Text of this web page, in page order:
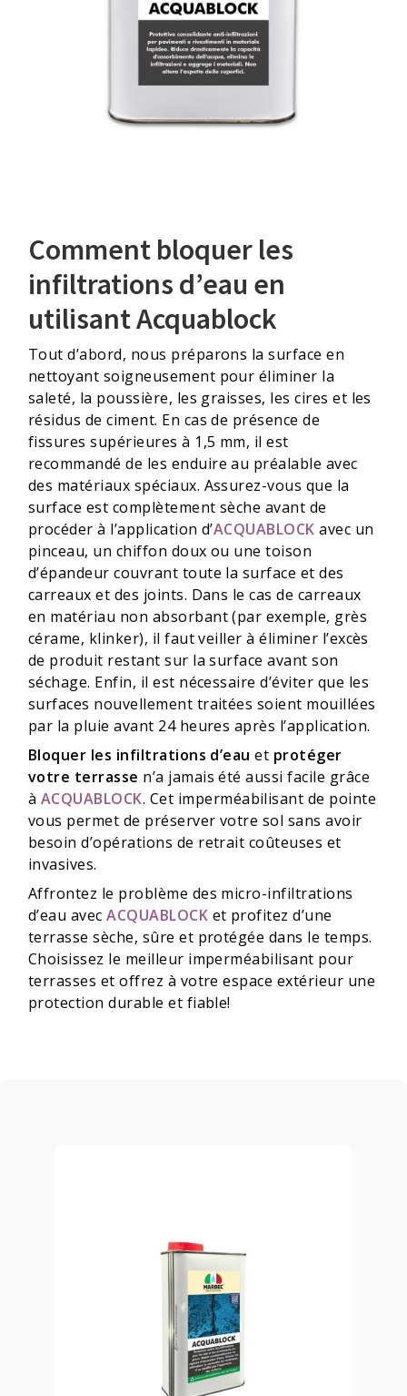
Comment bloquer les
infiltrations d’eau en
utilisant Acquablock
Tout d’abord, nous préparons la surface en
nettoyant soigneusement pour éliminer la
saleté, la poussière, les graisses, les cires et les
résidus de ciment. En cas de présence de
fissures supérieures à 1,5 mm, il est
recommandé de les enduire au préalable avec
des matériaux spéciaux. Assurez-vous que la
surface est complètement sèche avant de
procéder à l’application d’ACQUABLOCK avec un
pinceau, un chiffon doux ou une toison
d’épandeur couvrant toute la surface et des
carreaux et des joints. Dans le cas de carreaux
en matériau non absorbant (par exemple, grès
cérame, klinker), il faut veiller à éliminer l’excès
de produit restant sur la surface avant son
séchage. Enfin, il est nécessaire d’éviter que les
surfaces nouvellement traitées soient mouillées
par la pluie avant 24 heures après l’application.
Bloquer les infiltrations d’eauet protéger
votre terrasse n’a jamais été aussi facile grâce
à ACQUABLOCK. Cet imperméabilisant de pointe
vous permet de préserver votre sol sans avoir
besoin d’opérations de retrait coûteuses et
invasives.
Affrontez le problème des micro-infiltrations
d’eau avecACQUABLOCK et profitez d’une
terrasse sèche, sûre et protégée dans le temps.
Choisissez le meilleur imperméabilisant pour
terrasses et offrez à votre espace extérieur une
protection durable et fiable!